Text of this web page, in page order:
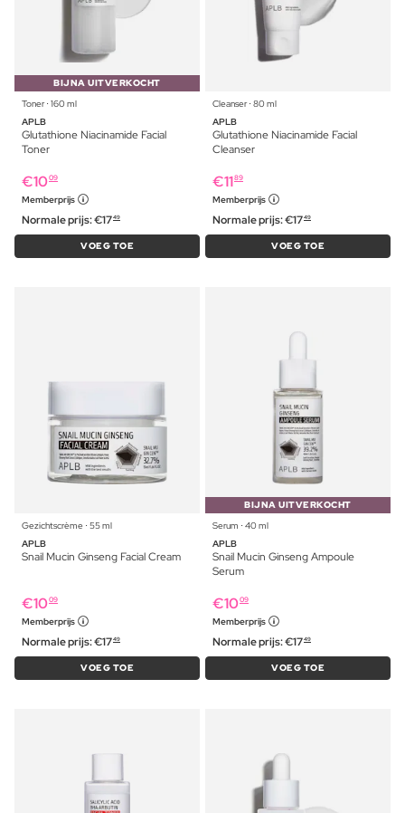
BIJNA UITVERKOCHT
Toner ⋅ 160 ml
APLB
Glutathione Niacinamide Facial
Toner
€1009
Memberprijs
Normale prijs:€1749
VOEG TOE
Cleanser ⋅ 80 ml
APLB
Glutathione Niacinamide Facial
Cleanser
€1189
Memberprijs
Normale prijs:€1749
VOEG TOE
Gezichtscrème ⋅ 55 ml
APLB
Snail Mucin Ginseng Facial Cream
€1009
Memberprijs
Normale prijs:€1749
VOEG TOE
BIJNA UITVERKOCHT
Serum ⋅ 40 ml
APLB
Snail Mucin Ginseng Ampoule
Serum
€1009
Memberprijs
Normale prijs:€1749
VOEG TOE